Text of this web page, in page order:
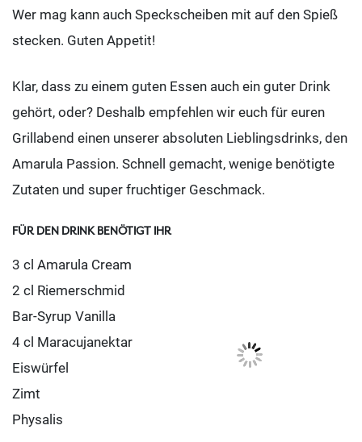
Wer mag kann auch Speckscheiben mit auf den Spieß
stecken. Guten Appetit!
Klar, dass zu einem guten Essen auch ein guter Drink
gehört, oder? Deshalb empfehlen wir euch für euren
Grillabend einen unserer absoluten Lieblingsdrinks, den
Amarula Passion. Schnell gemacht, wenige benötigte
Zutaten und super fruchtiger Geschmack.
FÜR DEN DRINK BENÖTIGT IHR
3 cl Amarula Cream
2 cl Riemerschmid
Bar-Syrup Vanilla
4 cl Maracujanektar
Eiswürfel
Zimt
Physalis